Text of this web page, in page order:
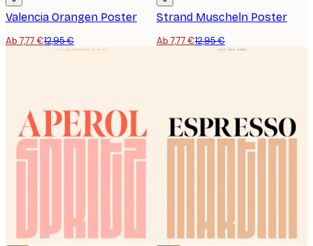
Valencia Orangen Poster
Ab 7,77 €12,95 €
Strand Muscheln Poster
Ab 7,77 €12,95 €